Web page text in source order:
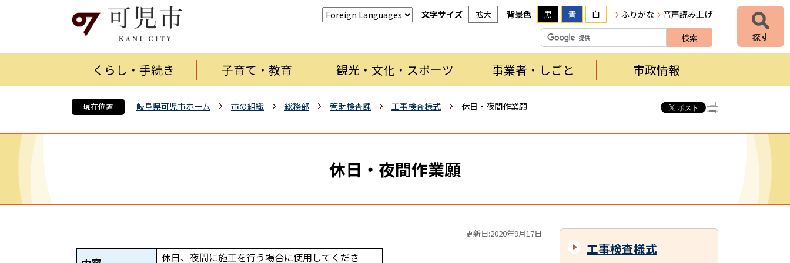
文字サイズ 拡大 背景色 黒 青 白 ふりがな 音声読み上げ
くらし・手続き 子育て・教育 観光・文化・スポーツ 事業者・しごと 市政情報
現在位置 岐阜県可児市ホーム 市の組織 総務部 管財検査課 工事検査様式 休日・夜間作業願
休日・夜間作業願
更新日:2020年9月17日
休日、夜間に施工を行う場合に使用してくださ
工事検査様式